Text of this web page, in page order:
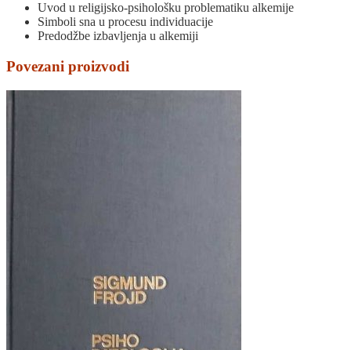
Uvod u religijsko-psihološku problematiku alkemije
Simboli sna u procesu individuacije
Predodžbe izbavljenja u alkemiji
Povezani proizvodi